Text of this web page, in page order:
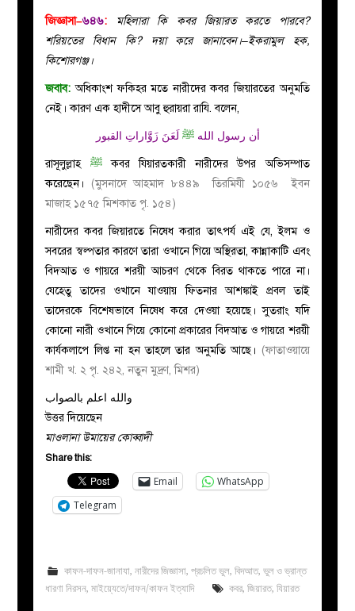
মজলিস
করুন
জিজ্ঞাসা–৬৪৬:
মহিলারা কি কবর জিয়ারত করতে পারবে?
শরিয়তের বিধান কি? দয়া করে জানাবেন।–ইকরামুল হক,
কিশোরগঞ্জ।
জবাব: অধিকাংশ ফকিহর মতে নারীদের কবর জিয়ারতের অনুমতি
নেই। কারণ এক হাদীসে আবু হুরায়রা রাযি. বলেন,
أن رسول اللهﷺ لَعَنَ زَوَّاراتِ القبور
রাসূলুল্লাহ ﷺকবর যিয়ারতকারী নারীদের উপর অভিসম্পাত
করেছেন। (মুসনাদে আহমাদ ৮৪৪৯ তিরমিযী ১০৫৬ ইবন
মাজাহ ১৫৭৫ মিশকাত পৃ. ১৫৪)
নারীদের কবর জিয়ারতে নিষেধ করার তাৎপর্য এই যে, ইলম ও
সবরের স্বল্পতার কারণে তারা ওখানে গিয়ে অস্থিরতা, কান্নাকাটি এবং
বিদআত ও গায়রে শরয়ী আচরণ থেকে বিরত থাকতে পারে না।
যেহেতু তাদের ওখানে যাওয়ায় ফিতনার আশঙ্কাই প্রবল তাই
তাদেরকে বিশেষভাবে নিষেধ করে দেওয়া হয়েছে। সুতরাং যদি
কোনো নারী ওখানে গিয়ে কোনো প্রকারের বিদআত ও গায়রে শরয়ী
কার্যকলাপে লিপ্ত না হন তাহলে তার অনুমতি আছে। (ফাতাওয়ায়ে
শামী খ. ২ পৃ. ২৪২, নতুন মুদ্রণ, মিশর)
والله اعلم بالصواب
উত্তর দিয়েছেন
মাওলানা উমায়ের কোব্বাদী
Share this:
Email
WhatsApp
Telegram
কাফন-দাফন-জানাযা, নারীদের জিজ্ঞাসা, প্রচলিত ভুল, বিদআত, ভুল ও ভ্রান্ত
ধারণা নিরসন,মাইয়্যেতে/দাফন/কাফন ইত্যাদি কবর, জিয়ারত, যিয়ারত